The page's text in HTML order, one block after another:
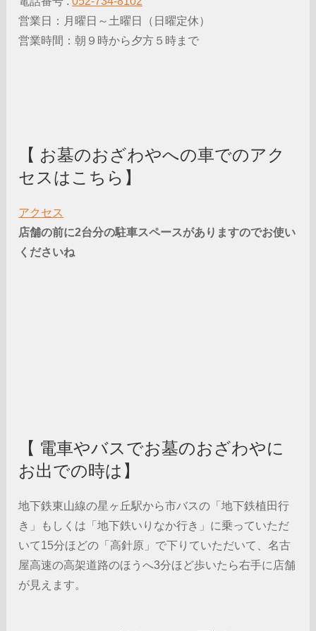
営業日：月曜日～土曜日（日曜定休）
営業時間：朝９時から夕方５時まで
【 お墓のおざわやへの車でのアク
セスはこちら】
アクセス
店舗の前に2台分の駐車スペースがありますのでお使い
くださいね
【 電車やバスでお墓のおざわやに
お出での時は】
地下鉄東山線の星ヶ丘駅から市バスの「地下鉄植田行
き」もしくは「地下鉄いりなか行き」に乗っていただ
いて15分ほどの「高針原」で下りていただいて、名古
屋高速の高架道路のほうへ3分ほど歩いたら右手に店舗
が見えます。